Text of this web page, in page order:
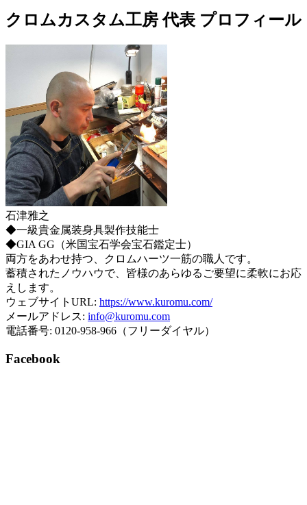
クロムカスタム工房 代表 プロフィール
石津雅之
◆一級貴金属装身具製作技能士
◆GIA GG（米国宝石学会宝石鑑定士）
両方をあわせ持つ、クロムハーツ一筋の職人です。
蓄積されたノウハウで、皆様のあらゆるご要望に柔軟にお応
えします。
ウェブサイトURL: https://www.kuromu.com/
メールアドレス: info@kuromu.com
電話番号: 0120-958-966（フリーダイヤル）
Facebook